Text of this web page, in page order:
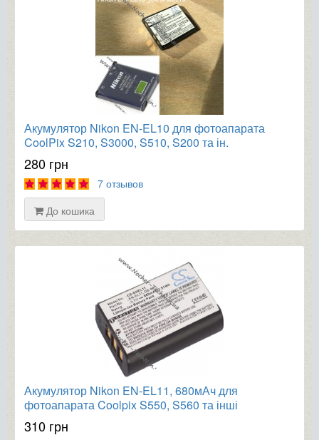
Акумулятор Nikon EN-EL10 для фотоапарата
CoolPix S210, S3000, S510, S200 та ін.
280 грн
7 отзывов
До кошика
Акумулятор Nikon EN-EL11, 680мАч для
фотоапарата Coolpix S550, S560 та інші
310 грн